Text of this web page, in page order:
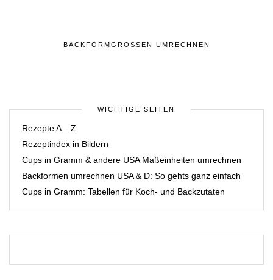
BACKFORMGRÖSSEN UMRECHNEN
WICHTIGE SEITEN
Rezepte A – Z
Rezeptindex in Bildern
Cups in Gramm & andere USA Maßeinheiten umrechnen
Backformen umrechnen USA & D: So gehts ganz einfach
Cups in Gramm: Tabellen für Koch- und Backzutaten